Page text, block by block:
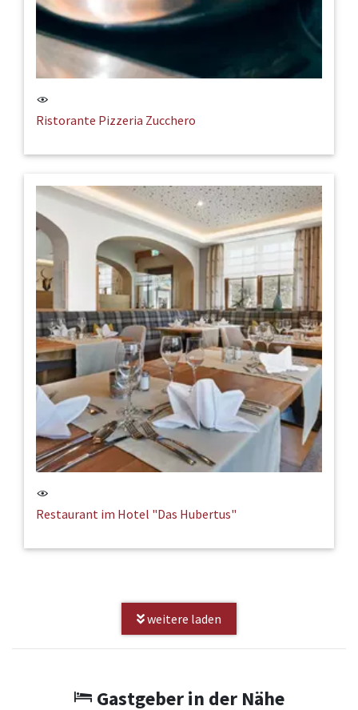
Ristorante Pizzeria Zucchero
Restaurant im Hotel "Das Hubertus"
weitere laden
Gastgeber in der Nähe